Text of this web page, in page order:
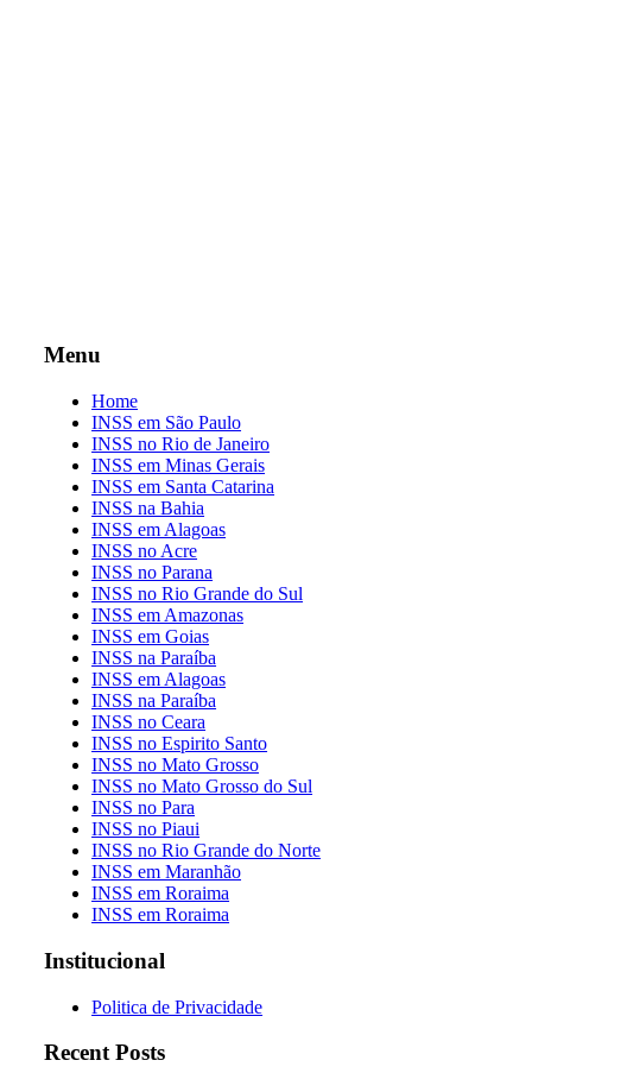
Menu
Home
INSS em São Paulo
INSS no Rio de Janeiro
INSS em Minas Gerais
INSS em Santa Catarina
INSS na Bahia
INSS em Alagoas
INSS no Acre
INSS no Parana
INSS no Rio Grande do Sul
INSS em Amazonas
INSS em Goias
INSS na Paraíba
INSS em Alagoas
INSS na Paraíba
INSS no Ceara
INSS no Espirito Santo
INSS no Mato Grosso
INSS no Mato Grosso do Sul
INSS no Para
INSS no Piaui
INSS no Rio Grande do Norte
INSS em Maranhão
INSS em Roraima
INSS em Roraima
Institucional
Politica de Privacidade
Recent Posts